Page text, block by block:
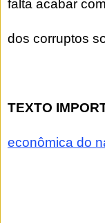
falta acabar
dos corruptos
TEXTO
econômica do